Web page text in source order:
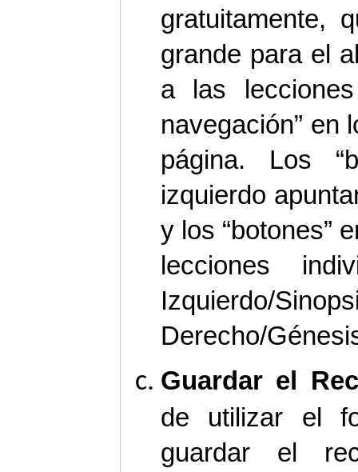
gratuitamente,
grande para el
a las
navegación” en
página. Los
izquierdo
y los “botones”
lecciones
Derecho/
Guardar el
de utilizar el
guardar el